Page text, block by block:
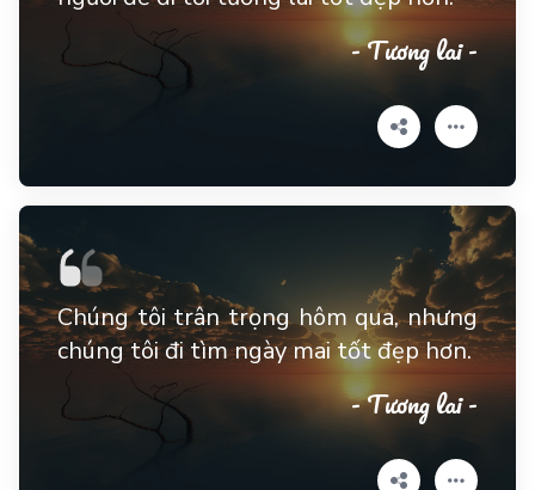
- Tương lai -
Chúng tôi trân trọng hôm qua, nhưng
chúng tôi đi tìm ngày mai tốt đẹp hơn.
- Tương lai -